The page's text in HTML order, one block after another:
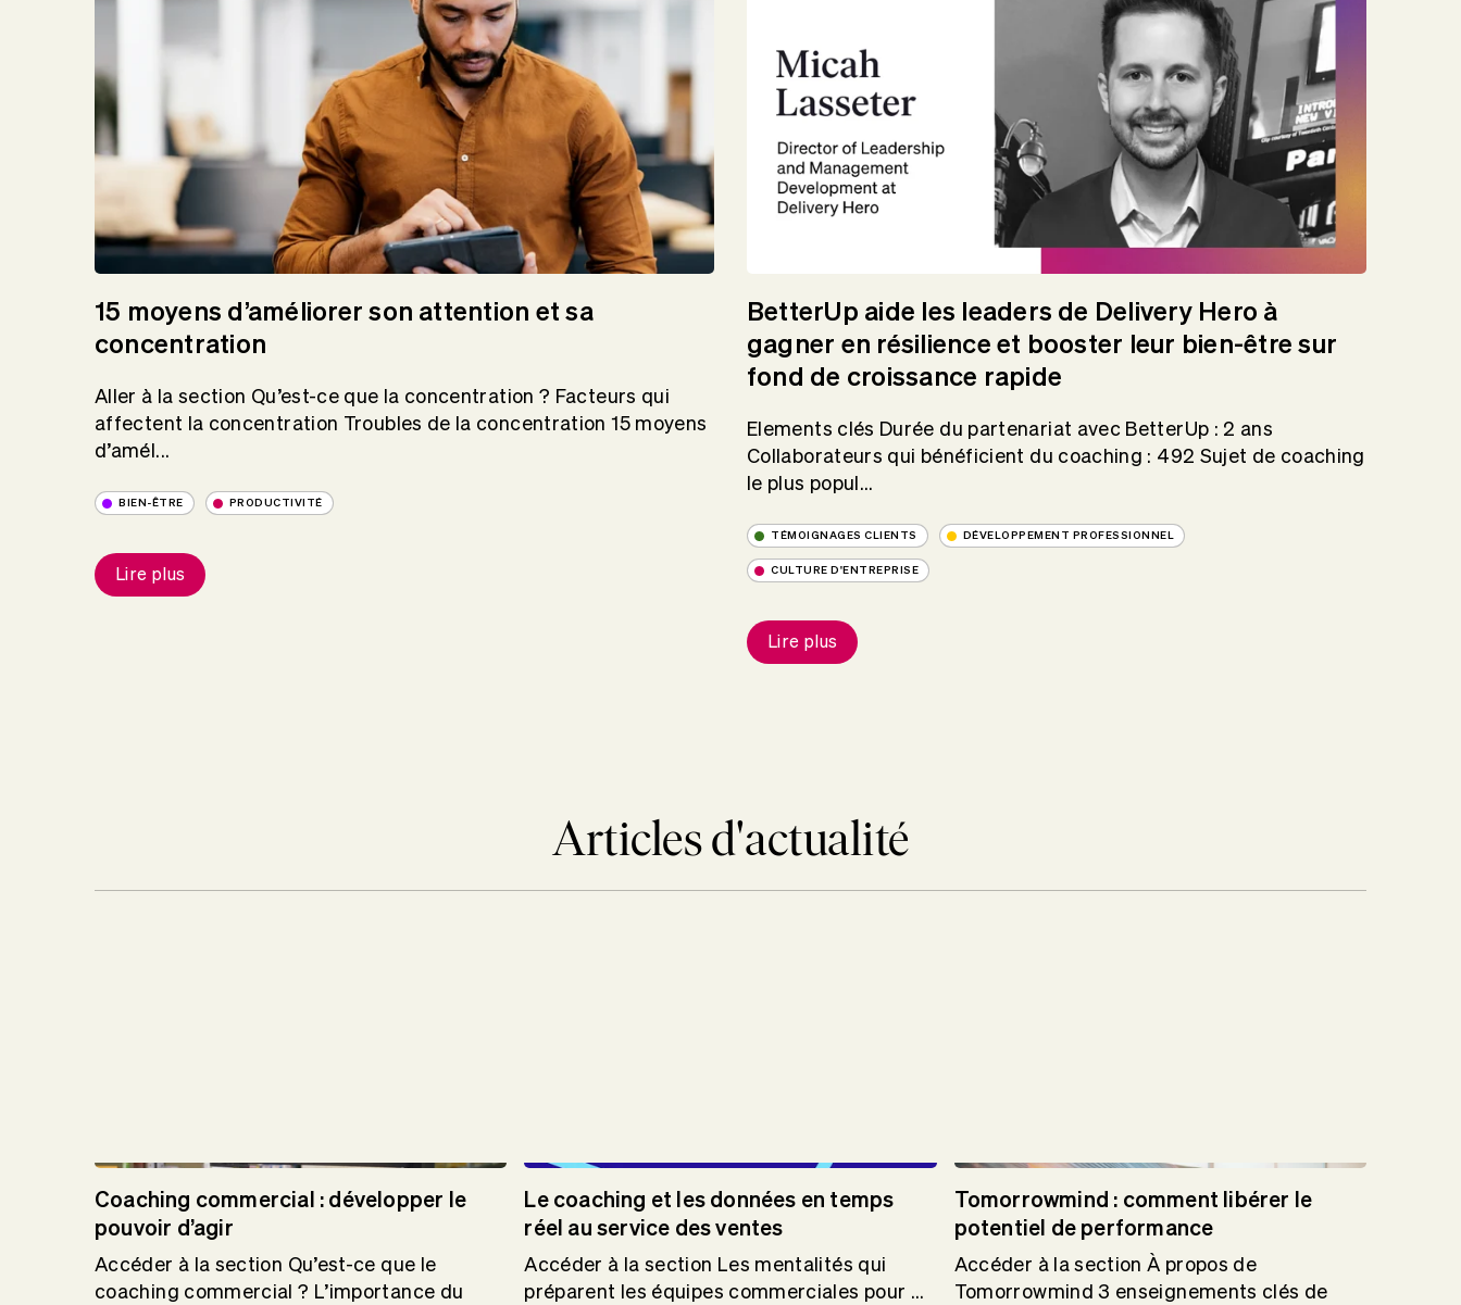
15 moyens d’améliorer son attention et sa
concentration
Aller à la section Qu’est-ce que la concentration ? Facteurs qui
affectent la concentration Troubles de la concentration 15 moyens
d’amél...
BIEN-ÊTRE PRODUCTIVITÉ
Lire plus
BetterUp aide les leaders de Delivery Hero à
gagner en résilience et booster leur bien-être sur
fond de croissance rapide
Elements clés Durée du partenariat avec BetterUp : 2 ans
Collaborateurs qui bénéficient du coaching : 492 Sujet de coaching
le plus popul...
TÉMOIGNAGES CLIENTS DÉVELOPPEMENT PROFESSIONNEL
CULTURE D'ENTREPRISE
Lire plus
Articles d'actualité
Coaching commercial : développer le
pouvoir d’agir
Accéder à la section Qu’est-ce que le
coaching commercial ? L’importance du
Le coaching et les données en temps
réel au service des ventes
Accéder à la section Les mentalités qui
préparent les équipes commerciales pour ...
Tomorrowmind : comment libérer le
potentiel de performance
Accéder à la section À propos de
Tomorrowmind 3 enseignements clés de